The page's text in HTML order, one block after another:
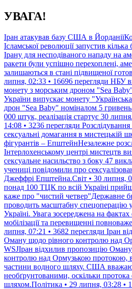
Перейти
до
УВАГА!
Іран атакував базу США в
Ісламської революції запустив кілька
Ірану для несподіваного нападу на
ракети були успішно перехоплені,
залишаються в стані підвищеної
липня, 02:33 • 16696 перегляди НБУ
монету з морським дроном "Sea
України випускає монету
дрон "Sea Baby" номіналом 5
000 штук, реалізація стартує 30
14:08 • 3236 перегляди
сексуальні домагання в мистецькій
фігурантів – ЕпштейнНезалежне
Інтерлохенському центрі мистецтв
сексуальне насильство з боку 47
учениці повідомили про
Джеффрі Епштейна.Світ • 30 липня,
понад 100 ТЦК по всій Україні
каже про "чистий четвер"Державне
проводить масштабну спецоперацію
Україні. Увага зосереджена на
мобілізації та перевищенні
липня, 07:21 • 3682 перегляди Іран
Оману щодо рівного контролю над
WSJІран відхилив пропозицію
контролю над Ормузькою протокою,
частини водного шляху. США
необґрунтованими, оскільки
шляхом.Політика • 29 липня, 03:28 •